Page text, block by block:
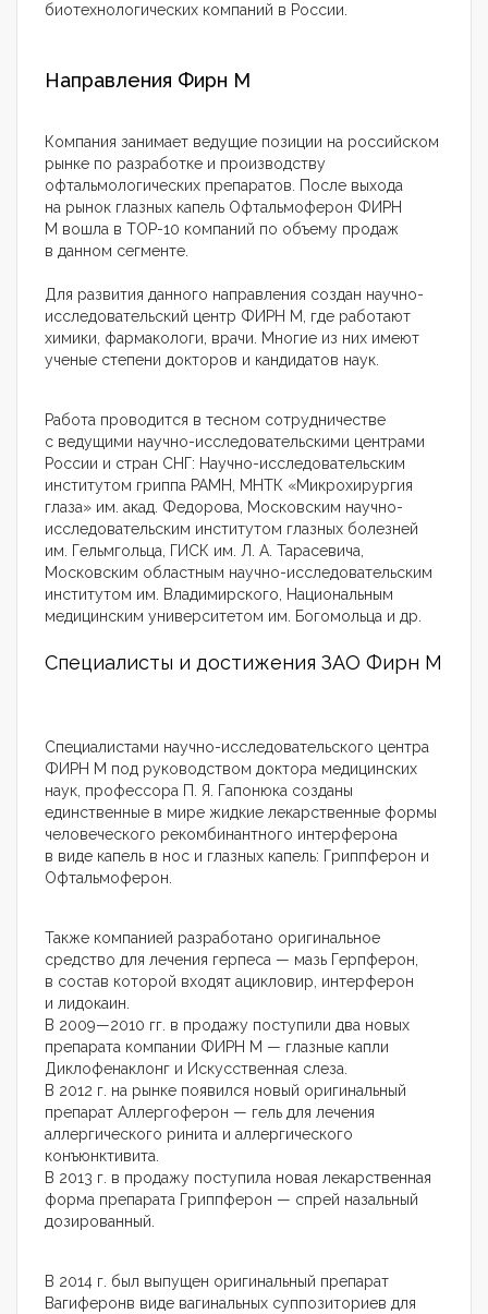
биотехнологических компаний в России.
Направления Фирн М
Компания занимает ведущие позиции на российском
рынке по разработке и производству
офтальмологических препаратов. После выхода
на рынок глазных капель Офтальмоферон ФИРН
М вошла в TOP-10 компаний по объему продаж
в данном сегменте.
Для развития данного направления создан научно-
исследовательский центр ФИРН М, где работают
химики, фармакологи, врачи. Многие из них имеют
ученые степени докторов и кандидатов наук.
Работа проводится в тесном сотрудничестве
с ведущими научно-исследовательскими центрами
России и стран СНГ: Научно-исследовательским
институтом гриппа РАМН, МНТК «Микрохирургия
глаза» им. акад. Федорова, Московским научно-
исследовательским институтом глазных болезней
им. Гельмгольца, ГИСК им. Л. А. Тарасевича,
Московским областным научно-исследовательским
институтом им. Владимирского, Национальным
медицинским университетом им. Богомольца и др.
Специалисты и достижения ЗАО Фирн М
Специалистами научно-исследовательского центра
ФИРН М под руководством доктора медицинских
наук, профессора П. Я. Гапонюка созданы
единственные в мире жидкие лекарственные формы
человеческого рекомбинантного интерферона
в виде капель в нос и глазных капель: Гриппферон и
Офтальмоферон.
Также компанией разработано оригинальное
средство для лечения герпеса — мазь Герпферон,
в состав которой входят ацикловир, интерферон
и лидокаин.
В 2009—2010 гг. в продажу поступили два новых
препарата компании ФИРН М — глазные капли
Диклофенаклонг и Искусственная слеза.
В 2012 г. на рынке появился новый оригинальный
препарат Аллергоферон — гель для лечения
аллергического ринита и аллергического
конъюнктивита.
В 2013 г. в продажу поступила новая лекарственная
форма препарата Гриппферон — спрей назальный
дозированный.
В 2014 г. был выпущен оригинальный препарат
Вагиферонв виде вагинальных суппозиториев для